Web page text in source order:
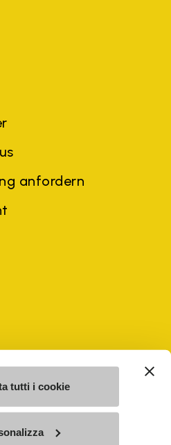
tutti i cookie
anfordern
Eigentümer oder
darstellt.